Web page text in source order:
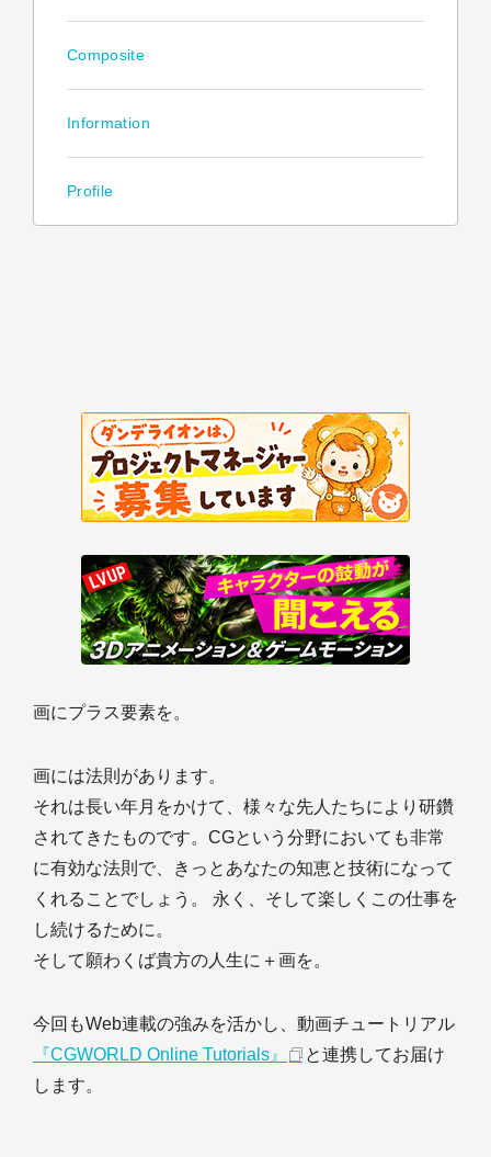
Composite
Information
Profile
画にプラス要素を。
画には法則があります。
それは長い年月をかけて、様々な先人たちにより研鑽
されてきたものです。CGという分野においても非常
に有効な法則で、きっとあなたの知恵と技術になって
くれることでしょう。 永く、そして楽しくこの仕事を
し続けるために。
そして願わくば貴方の人生に＋画を。
今回もWeb連載の強みを活かし、動画チュートリアル
『CGWORLD Online Tutorials』
と連携してお届け
します。